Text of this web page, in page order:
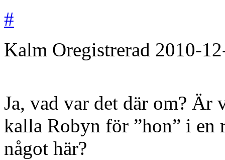
#
Kalm Oregistrerad 2010-
Ja, vad var det där om?
kalla Robyn för ”hon” i en
något här?